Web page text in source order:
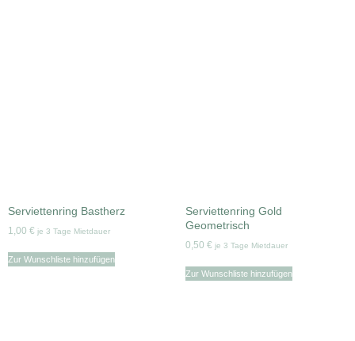
Serviettenring Bastherz
1,00 € je 3 Tage Mietdauer
Zur Wunschliste hinzufügen
Serviettenring Gold
Geometrisch
0,50 € je 3 Tage Mietdauer
Zur Wunschliste hinzufügen